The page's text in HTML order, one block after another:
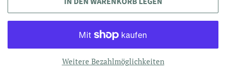
Weitere Bezahlmöglichkeiten